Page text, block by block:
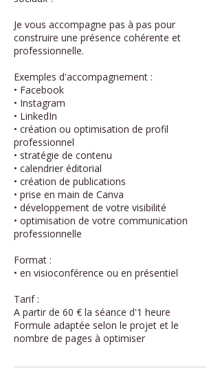
Je vous accompagne pas à pas pour
construire une présence cohérente et
professionnelle.
Exemples d'accompagnement :
• Facebook
• Instagram
• LinkedIn
• création ou optimisation de profil
professionnel
• stratégie de contenu
• calendrier éditorial
• création de publications
• prise en main de Canva
• développement de votre visibilité
• optimisation de votre communication
professionnelle
Format :
• en visioconférence ou en présentiel
Tarif :
A partir de 60 € la séance d'1 heure
Formule adaptée selon le projet et le
nombre de pages à optimiser